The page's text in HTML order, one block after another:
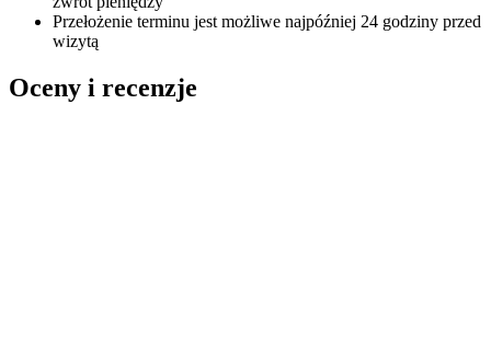
Przełożenie terminu jest możliwe najpóźniej 24 godziny przed
wizytą
Oceny i recenzje